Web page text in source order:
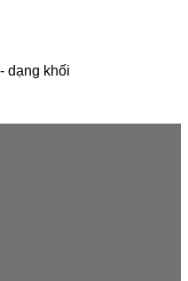
dạng khối